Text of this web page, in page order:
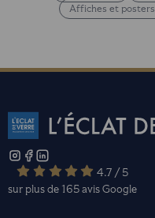
Affiches et posters
4.7 / 5
sur plus de 165 avisGoogle